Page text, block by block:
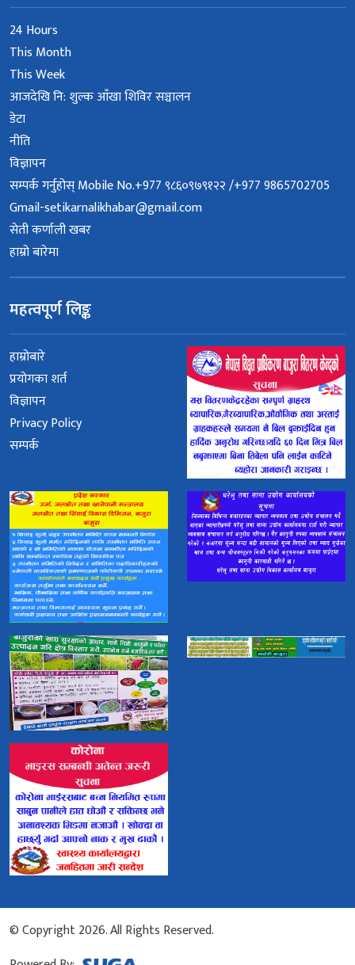
24 Hours
This Month
This Week
आजदेखि नि: शुल्क आँखा शिविर सञ्चालन
डेटा
नीति
विज्ञापन
सम्पर्क गर्नुहोस् Mobile No.+977 ९८६०९७९१२२ /+977 9865702705
Gmail-setikarnalikhabar@gmail.com
सेती कर्णाली खबर
हाम्रो बारेमा
महत्वपूर्ण लिङ्क
हाम्रोबारे
प्रयोगका शर्त
विज्ञापन
Privacy Policy
सम्पर्क
© Copyright 2026. All Rights Reserved.